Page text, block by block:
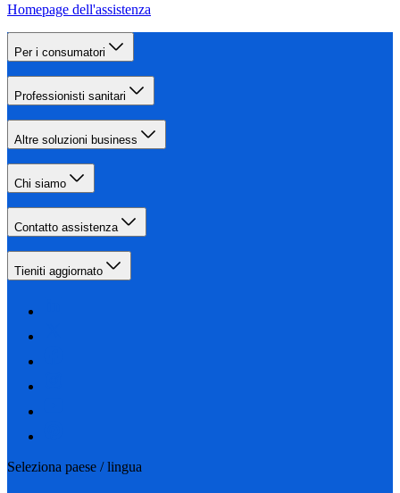
Homepage dell'assistenza
Per i consumatori
Professionisti sanitari
Altre soluzioni business
Chi siamo
Contatto assistenza
Tieniti aggiornato
Seleziona paese / lingua